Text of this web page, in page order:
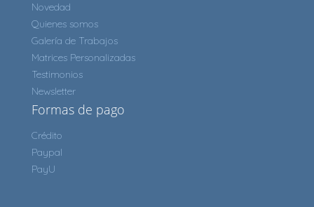
Novedad
Quienes somos
Galería de Trabajos
Matrices Personalizadas
Testimonios
Newsletter
Formas de pago
Crédito
Paypal
PayU